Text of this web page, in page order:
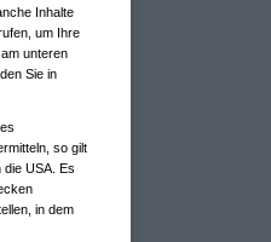
Inhalte
um Ihre
unteren
Sie in
so gilt
die USA. Es
in dem